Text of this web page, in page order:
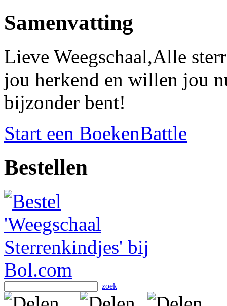
Samenvatting
Lieve Weegschaal,Alle
jou herkend en willen jou
bijzonder bent!
Start een BoekenBattle
Bestellen
zoek